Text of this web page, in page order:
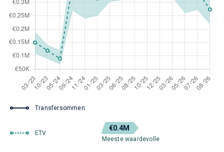
Transfersommen
ETV
€0.4M
Meeste waardevolle